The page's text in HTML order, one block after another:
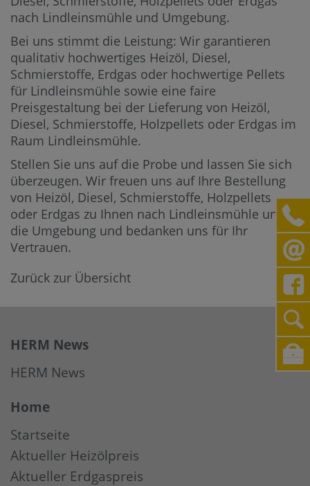
nach Lindleinsmühle und Umgebung.
Bei uns stimmt die Leistung: Wir garantieren
qualitativ hochwertiges Heizöl, Diesel,
Schmierstoffe, Erdgas oder hochwertige Pellets
für Lindleinsmühle sowie eine faire
Preisgestaltung bei der Lieferung von Heizöl,
Diesel, Schmierstoffe, Holzpellets oder Erdgas im
Raum Lindleinsmühle.
Stellen Sie uns auf die Probe und lassen Sie sich
überzeugen. Wir freuen uns auf Ihre Bestellung
von Heizöl, Diesel, Schmierstoffe, Holzpellets
oder Erdgas zu Ihnen nach Lindleinsmühle und in
die Umgebung und bedanken uns für Ihr
Vertrauen.
Zurück zur Übersicht
HERM News
HERM News
Home
Startseite
Aktueller Heizölpreis
Aktueller Erdgaspreis